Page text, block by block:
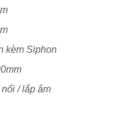
kèm Siphon
/ lắp âm